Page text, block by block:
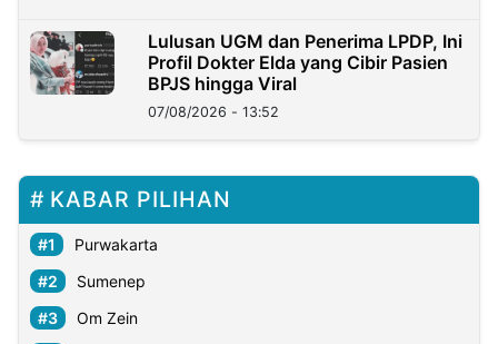
Lulusan UGM dan Penerima LPDP, Ini
Profil Dokter Elda yang Cibir Pasien
BPJS hingga Viral
07/08/2026 - 13:52
KABAR PILIHAN
Purwakarta
Sumenep
Om Zein